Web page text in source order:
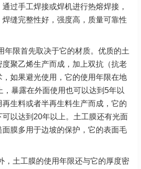
过手工焊接或焊机进行热熔焊接，
缝完整性好，强度高，质量可靠性
年限首先取决于它的材质。优质的土
聚乙烯生产而成，加上双抗（抗老
如果避光使用，它的使用年限在地
，暴露在外面使用也可以达到5年以
再生料或者半再生料生产而成，它的
以达到20年以上。土工膜还有光面
膜多用于边坡的保护，它的表面毛
，土工膜的使用年限还与它的厚度密